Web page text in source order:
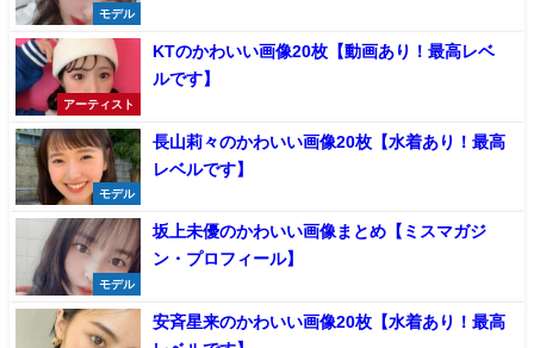
モデル
アーティスト
KTのかわいい画像20枚【動画あり！最高レベ
ルです】
モデル
長山莉々のかわいい画像20枚【水着あり！最高
レベルです】
モデル
坂上未優のかわいい画像まとめ【ミスマガジ
ン・プロフィール】
安斉星来のかわいい画像20枚【水着あり！最高